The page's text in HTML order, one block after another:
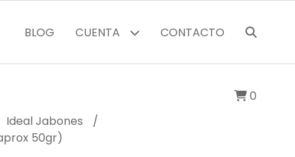
BLOG CUENTA CONTACTO
0
Ideal Jabones
50gr)